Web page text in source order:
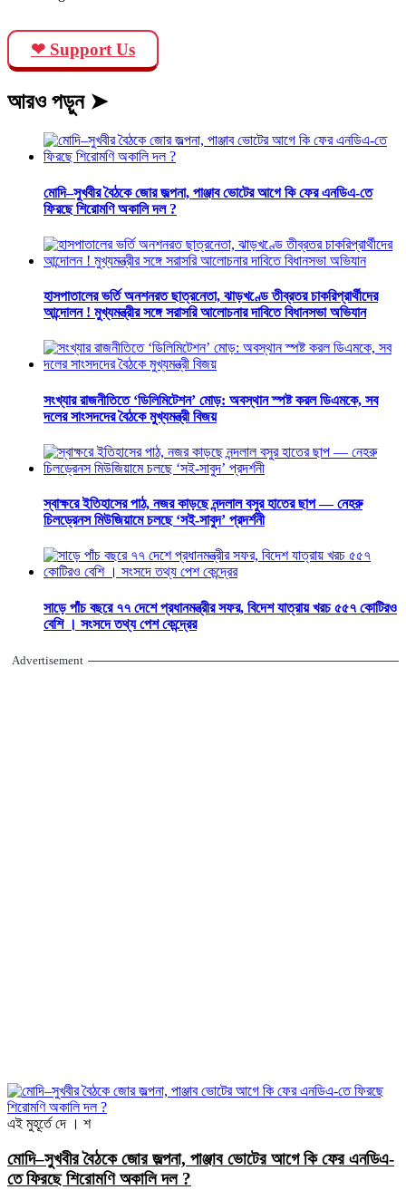
❤ Support Us
আরও পড়ুন ➤
মোদি–সুখবীর বৈঠকে জোর জল্পনা, পাঞ্জাব ভোটের আগে কি ফের এনডিএ-তে
ফিরছে শিরোমণি অকালি দল ?
হাসপাতালের ভর্তি অনশনরত ছাত্রনেতা, ঝাড়খণ্ডে তীব্রতর চাকরিপ্রার্থীদের
আন্দোলন ! মুখ্যমন্ত্রীর সঙ্গে সরাসরি আলোচনার দাবিতে বিধানসভা অভিযান
সংখ্যার রাজনীতিতে ‘ডিলিমিটেশন’ মোড়: অবস্থান স্পষ্ট করল ডিএমকে, সব
দলের সাংসদদের বৈঠকে মুখ্যমন্ত্রী বিজয়
স্বাক্ষরে ইতিহাসের পাঠ, নজর কাড়ছে নন্দলাল বসুর হাতের ছাপ — নেহরু
চিলড্রেনস মিউজিয়ামে চলছে ‘সই-সাবুদ’ প্রদর্শনী
সাড়ে পাঁচ বছরে ৭৭ দেশে প্রধানমন্ত্রীর সফর, বিদেশ যাত্রায় খরচ ৫৫৭ কোটিরও
বেশি । সংসদে তথ্য পেশ কেন্দ্রের
Advertisement
এই মুহূর্তে দে । শ
মোদি–সুখবীর বৈঠকে জোর জল্পনা, পাঞ্জাব ভোটের আগে কি ফের এনডিএ-
তে ফিরছে শিরোমণি অকালি দল ?